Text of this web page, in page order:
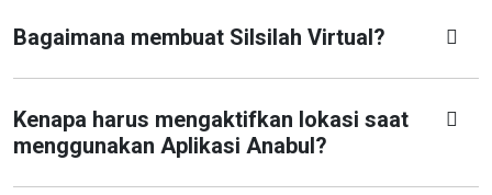
Bagaimana membuat Silsilah Virtual?
Kenapa harus mengaktifkan lokasi saat
menggunakan Aplikasi Anabul?